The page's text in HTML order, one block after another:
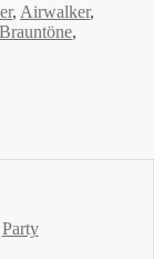
, Airwalker,
Brauntöne,
Party